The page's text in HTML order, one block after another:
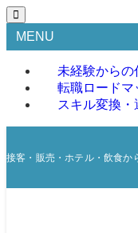
MENU
未経験からの
転職ロードマ
スキル変換・
接客・販売・ホテル・飲食か